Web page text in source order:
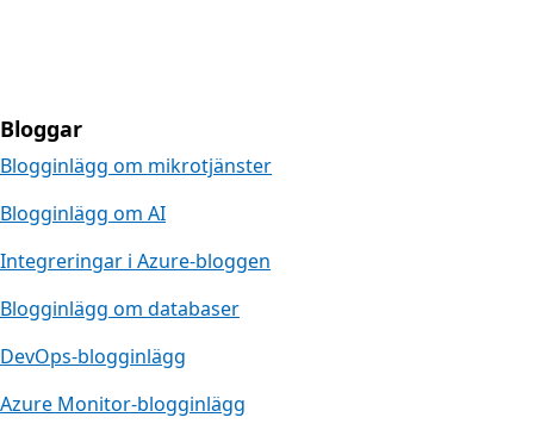
Bloggar
Blogginlägg om mikrotjänster
Blogginlägg om AI
Integreringar i Azure-bloggen
Blogginlägg om databaser
DevOps-blogginlägg
Azure Monitor-blogginlägg